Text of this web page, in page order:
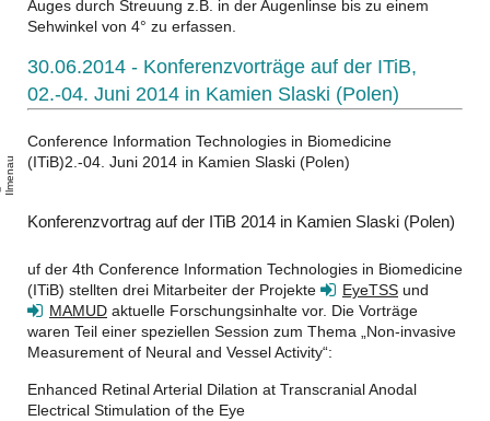
Auges durch Streuung z.B. in der Augenlinse bis zu einem
Sehwinkel von 4° zu erfassen.
30.06.2014 - Konferenzvorträge auf der ITiB,
02.-04. Juni 2014 in Kamien Slaski (Polen)
Conference Information Technologies in Biomedicine
(ITiB)2.-04. Juni 2014 in Kamien Slaski (Polen)
u
Konferenzvortrag auf der ITiB 2014 in Kamien Slaski (Polen)
uf der 4th Conference Information Technologies in Biomedicine
(ITiB) stellten drei Mitarbeiter der Projekte
EyeTSS und
MAMUD aktuelle Forschungsinhalte vor. Die Vorträge
waren Teil einer speziellen Session zum Thema „Non-invasive
Measurement of Neural and Vessel Activity“:
Enhanced Retinal Arterial Dilation at Transcranial Anodal
Electrical Stimulation of the Eye